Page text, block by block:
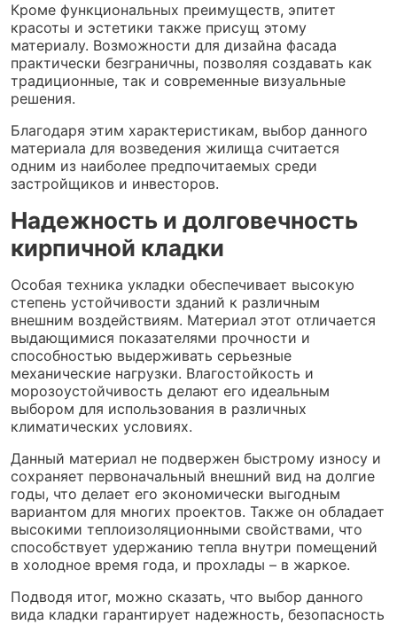
Кроме функциональных преимуществ, эпитет
красоты и эстетики также присущ этому
материалу. Возможности для дизайна фасада
практически безграничны, позволяя создавать как
традиционные, так и современные визуальные
решения.
Благодаря этим характеристикам, выбор данного
материала для возведения жилища считается
одним из наиболее предпочитаемых среди
застройщиков и инвесторов.
Надежность и долговечность
кирпичной кладки
Особая техника укладки обеспечивает высокую
степень устойчивости зданий к различным
внешним воздействиям. Материал этот отличается
выдающимися показателями прочности и
способностью выдерживать серьезные
механические нагрузки. Влагостойкость и
морозоустойчивость делают его идеальным
выбором для использования в различных
климатических условиях.
Данный материал не подвержен быстрому износу и
сохраняет первоначальный внешний вид на долгие
годы, что делает его экономически выгодным
вариантом для многих проектов. Также он обладает
высокими теплоизоляционными свойствами, что
способствует удержанию тепла внутри помещений
в холодное время года, и прохлады – в жаркое.
Подводя итог, можно сказать, что выбор данного
вида кладки гарантирует надежность, безопасность